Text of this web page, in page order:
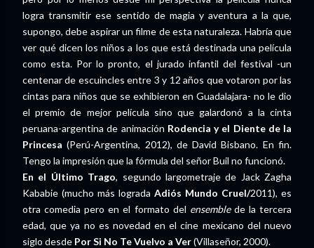
logra transmitir ese sentido de magia y aventura a la que,
supongo, debe aspirar un filme de esta naturaleza. Habría que
ver qué dicen los niños a los que está destinada una película
como esta. Por lo pronto, el jurado infantil del festival -un
centenar de escuincles entre 3 y 12 años que votaron por las
cintas para niños que se exhibieron en Guadalajara- no le dio
el premio de mejor película sino que galardonó a la cinta
peruana-argentina de animación Rodencia y el Diente de la
Princesa (Perú-Argentina, 2012), de David Bisbano. En fin.
Tengo la impresión que la fórmula del señor Buil no funcionó.
En el Último Trago, segundo largometraje de Jack Zagha
Kababie (mucho más lograda Adiós Mundo Cruel/2011), es
otra comedia pero en el formato del ensemblede la tercera
edad, que ya no es novedad en el cine mexicano del nuevo
siglo desde Por Si No Te Vuelvo a Ver(Villaseñor, 2000).